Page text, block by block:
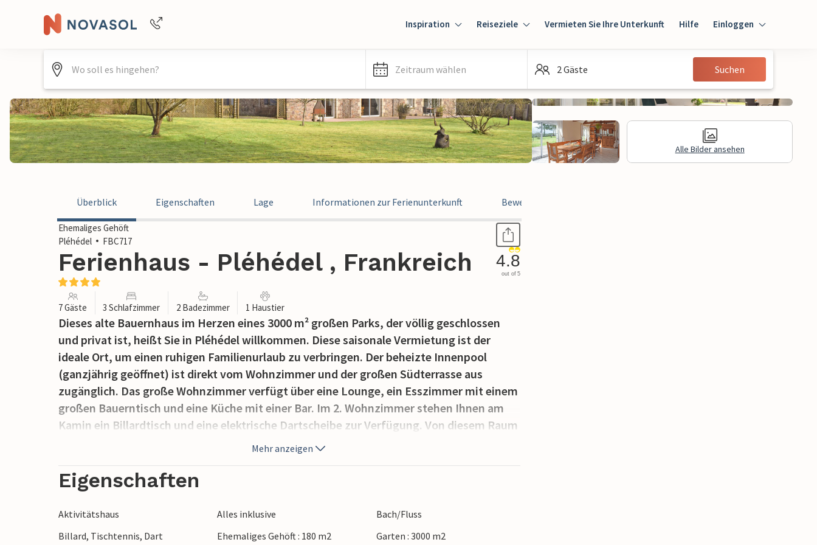
+4940688715475
Inspiration Reiseziele Vermieten Sie Ihre Unterkunft Hilfe Einloggen
Einloggen
Gast
Zeitraum wählen 2 Gäste Suchen
Alle Bilder ansehen
Überblick Eigenschaften Lage Informationen zur Ferienunterkunft Bewertungen
Ehemaliges Gehöft
Pléhédel
FBC717
Ferienhaus - Pléhédel , Frankreich 4.8
out of 5
7 Gäste 3 Schlafzimmer 2 Badezimmer 1 Haustier
Dieses alte Bauernhaus im Herzen eines 3000 m² großen Parks, der völlig geschlossen
und privat ist, heißt Sie in Pléhédel willkommen. Diese saisonale Vermietung ist der
ideale Ort, um einen ruhigen Familienurlaub zu verbringen. Der beheizte Innenpool
(ganzjährig geöffnet) ist direkt vom Wohnzimmer und der großen Südterrasse aus
zugänglich. Das große Wohnzimmer verfügt über eine Lounge, ein Esszimmer mit einem
großen Bauerntisch und eine Küche mit einer Bar. Im 2. Wohnzimmer stehen Ihnen am
Kamin ein Billardtisch und eine elektrische Dartscheibe zur Verfügung. Von diesem Raum
aus haben Sie auf der Rückseite des Hauses Zugang zu einem geschlossenen Innenhof
und dem Zwischengeschoss mit seinem Ruhebereich sowie zu den Schlafzimmern 2 und
3 mit zeitgemäßer Dekoration. Pléhédel liegt zwischen Plouha (7 km) und seinen 7
Stränden, darunter die für seine nautischen Aktivitäten bekannten Bréhec (8 km) und
Paimpol (12,5 km). Ein Tag auf der Insel Bréhat ist unerlässlich und nach einer 15-
Mehr anzeigen
Eigenschaften
Aktivitätshaus Alles inklusive
Bach/Fluss
Billard, Tischtennis, Dart
Ehemaliges Gehöft : 180 m2
Garten : 3000 m2